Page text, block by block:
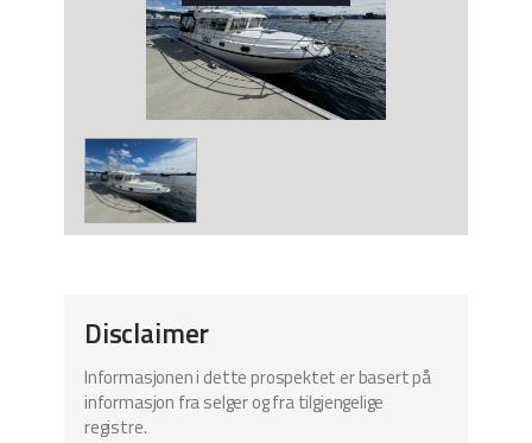
Disclaimer
Informasjonen i dette prospektet er basert på
informasjon fra selger og fra tilgjengelige
registre.